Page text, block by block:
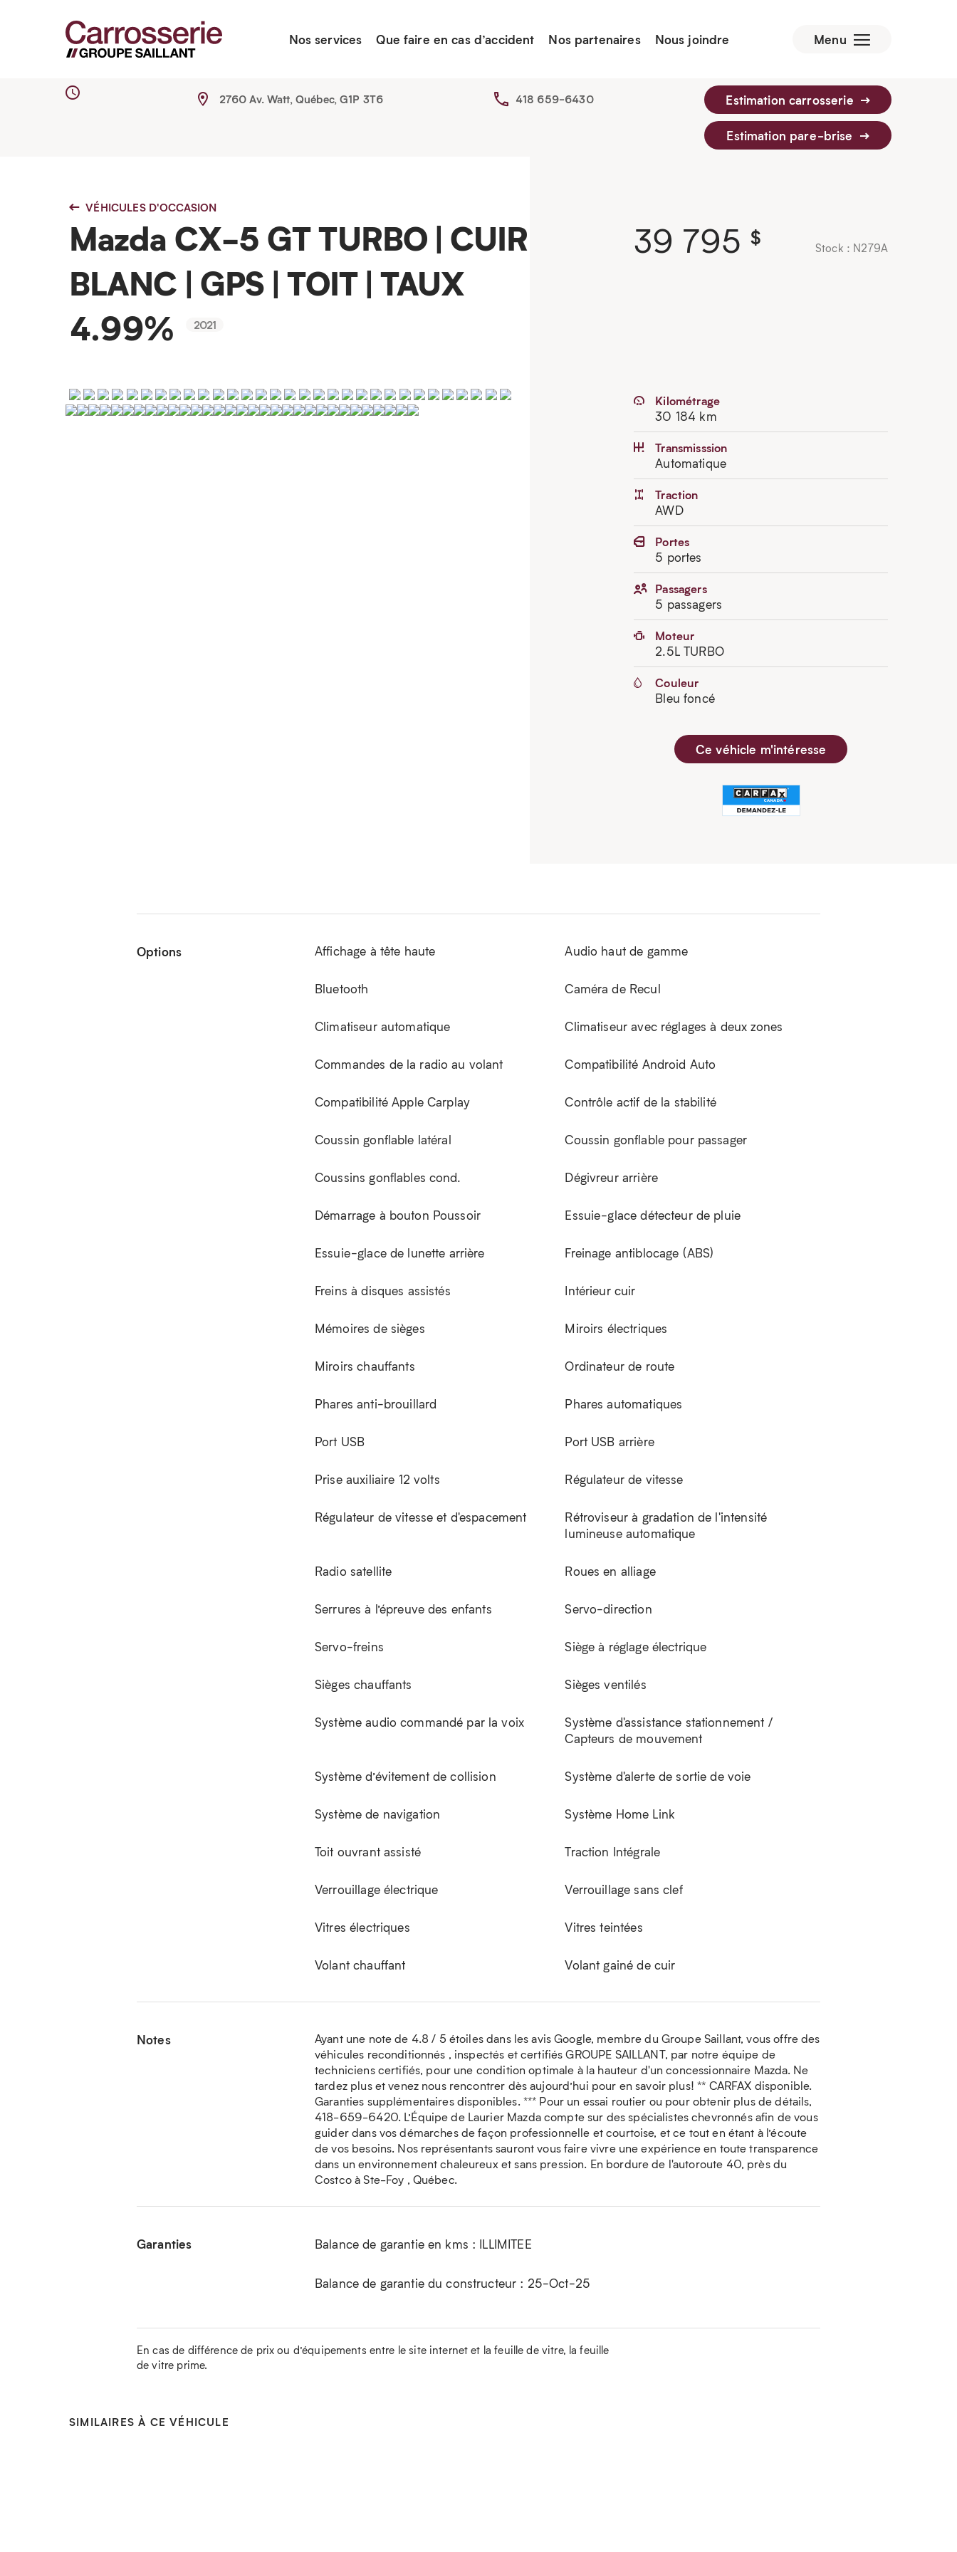
Nos services Que faire en cas d’accident Nos partenaires Nous joindre Menu
2760 Av. Watt, Québec, G1P 3T6 418 659-6430 Estimation carrosserie
Estimation pare-brise
VÉHICULES D'OCCASION
Mazda CX-5 GT TURBO | CUIR
BLANC | GPS | TOIT | TAUX
4.99%
2021
Stock : N279A
39 795 $
Kilométrage
30 184 km
Transmisssion
Automatique
Traction
AWD
Portes
5 portes
Passagers
5 passagers
Moteur
2.5L TURBO
Couleur
Bleu foncé
Ce véhicle m'intéresse
Options Affichage à tête haute Audio haut de gamme
Bluetooth Caméra de Recul
Climatiseur automatique Climatiseur avec réglages à deux zones
Commandes de la radio au volant Compatibilité Android Auto
Compatibilité Apple Carplay Contrôle actif de la stabilité
Coussin gonflable latéral Coussin gonflable pour passager
Coussins gonflables cond. Dégivreur arrière
Démarrage à bouton Poussoir Essuie-glace détecteur de pluie
Essuie-glace de lunette arrière Freinage antiblocage (ABS)
Freins à disques assistés Intérieur cuir
Mémoires de sièges Miroirs électriques
Miroirs chauffants Ordinateur de route
Phares anti-brouillard Phares automatiques
Port USB Port USB arrière
Prise auxiliaire 12 volts Régulateur de vitesse
Régulateur de vitesse et d'espacement
Rétroviseur à gradation de l'intensité
lumineuse automatique
Radio satellite Roues en alliage
Serrures à l’épreuve des enfants Servo-direction
Servo-freins Siège à réglage électrique
Sièges chauffants Sièges ventilés
Système audio commandé par la voix
Système d'assistance stationnement /
Capteurs de mouvement
Système d’évitement de collision Système d'alerte de sortie de voie
Système de navigation Système Home Link
Toit ouvrant assisté Traction Intégrale
Verrouillage électrique Verrouillage sans clef
Vitres électriques Vitres teintées
Volant chauffant Volant gainé de cuir
Notes
Ayant une note de 4.8 / 5 étoiles dans les avis Google, membre du Groupe Saillant, vous offre des
véhicules reconditionnés , inspectés et certifiés GROUPE SAILLANT, par notre équipe de
techniciens certifiés, pour une condition optimale à la hauteur d'un concessionnaire Mazda. Ne
tardez plus et venez nous rencontrer dès aujourd’hui pour en savoir plus! ** CARFAX disponible.
Garanties supplémentaires disponibles. *** Pour un essai routier ou pour obtenir plus de détails,
418-659-6420. L’Équipe de Laurier Mazda compte sur des spécialistes chevronnés afin de vous
guider dans vos démarches de façon professionnelle et courtoise, et ce tout en étant à l’écoute
de vos besoins. Nos représentants sauront vous faire vivre une expérience en toute transparence
dans un environnement chaleureux et sans pression. En bordure de l'autoroute 40, près du
Costco à Ste-Foy , Québec.
Garanties Balance de garantie en kms : ILLIMITEE
Balance de garantie du constructeur : 25-Oct-25
En cas de différence de prix ou d’équipements entre le site internet et la feuille de vitre, la feuille
de vitre prime.
SIMILAIRES À CE VÉHICULE